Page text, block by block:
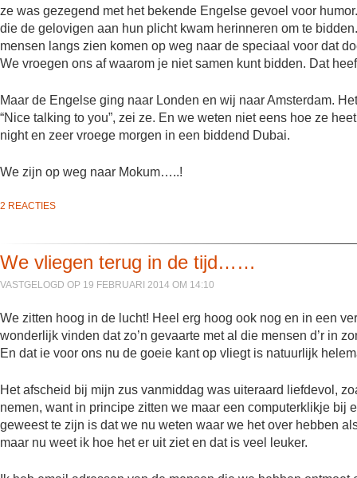
ze was gezegend met het bekende Engelse gevoel voor
die de gelovigen aan hun plicht kwam herinneren om te
mensen langs zien komen op weg naar de speciaal voor dat
We vroegen ons af waarom je niet samen kunt bidden. Dat
Maar de Engelse ging naar Londen en wij naar Amsterdam.
“Nice talking to you”, zei ze. En we weten niet eens hoe ze
night en zeer vroege morgen in een biddend Dubai.
We zijn op weg naar Mokum…..!
2 REACTIES
We vliegen terug in de tijd……
VASTGELOGD OP 19 FEBRUARI 2014 OM 14:10
We zitten hoog in de lucht! Heel erg hoog ook nog en in een
wonderlijk vinden dat zo’n gevaarte met al die mensen d’r in
En dat ie voor ons nu de goeie kant op vliegt is natuurlijk
Het afscheid bij mijn zus vanmiddag was uiteraard liefdevol,
nemen, want in principe zitten we maar een computerklikje
geweest te zijn is dat we nu weten waar we het over hebben
maar nu weet ik hoe het er uit ziet en dat is veel leuker.